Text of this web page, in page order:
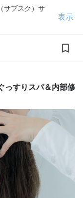
サブスク）サ
表示
っすりスパ＆内部修